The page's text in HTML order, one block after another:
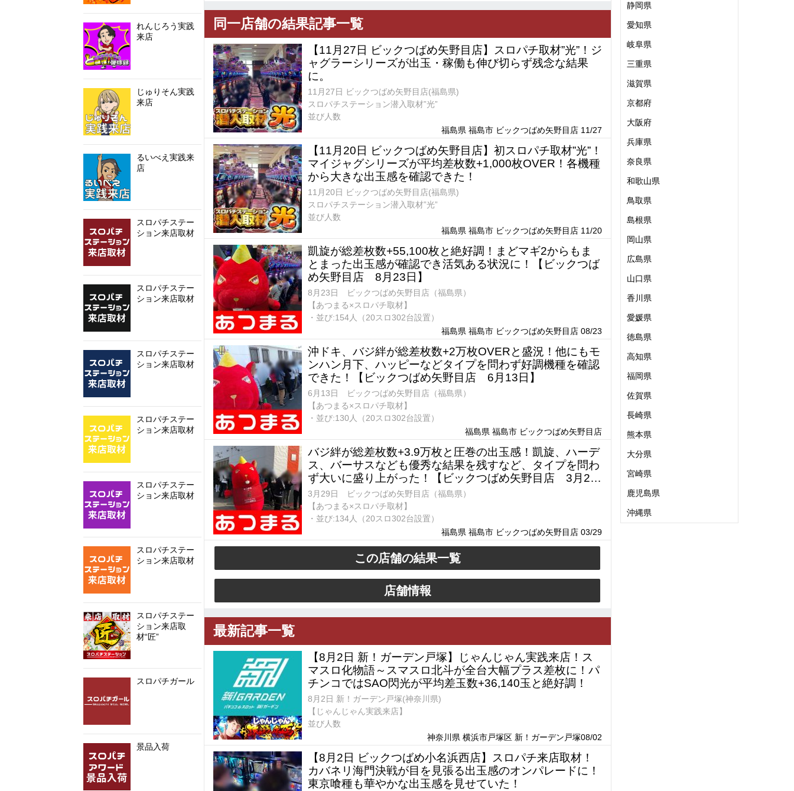
れんじろう実践
来店
じゅりそん実践
来店
るいべえ実践来
店
スロパチステー
ション来店取材
スロパチステー
ション来店取材
スロパチステー
ション来店取材
スロパチステー
ション来店取材
スロパチステー
ション来店取材
スロパチステー
ション来店取材
スロパチステー
ション来店取
材“匠”
スロパチガール
景品入荷
同一店舗の結果記事一覧
【11月27日 ビックつばめ矢野目店】スロパチ取材”光”！ジ
ャグラーシリーズが出玉・稼働も伸び切らず残念な結果
に。
11月27日 ビックつばめ矢野目店(福島県)
スロパチステーション潜入取材”光”
並び人数
福島県 福島市 ビックつばめ矢野目店 11/27
【11月20日 ビックつばめ矢野目店】初スロパチ取材”光”！
マイジャグシリーズが平均差枚数+1,000枚OVER！各機種
から大きな出玉感を確認できた！
11月20日 ビックつばめ矢野目店(福島県)
スロパチステーション潜入取材”光”
並び人数
福島県 福島市 ビックつばめ矢野目店 11/20
凱旋が総差枚数+55,100枚と絶好調！まどマギ2からもま
とまった出玉感が確認でき活気ある状況に！【ビックつば
め矢野目店 8月23日】
8月23日 ビックつばめ矢野目店（福島県）
【あつまる×スロパチ取材】
・並び:154人（20スロ302台設置）
福島県 福島市 ビックつばめ矢野目店 08/23
沖ドキ、バジ絆が総差枚数+2万枚OVERと盛況！他にもモ
ンハン月下、ハッピーなどタイプを問わず好調機種を確認
できた！【ビックつばめ矢野目店 6月13日】
6月13日 ビックつばめ矢野目店（福島県）
【あつまる×スロパチ取材】
・並び:130人（20スロ302台設置）
福島県 福島市 ビックつばめ矢野目店
バジ絆が総差枚数+3.9万枚と圧巻の出玉感！凱旋、ハーデ
ス、バーサスなども優秀な結果を残すなど、タイプを問わ
ず大いに盛り上がった！【ビックつばめ矢野目店 3月29
日】
3月29日 ビックつばめ矢野目店（福島県）
【あつまる×スロパチ取材】
・並び:134人（20スロ302台設置）
福島県 福島市 ビックつばめ矢野目店 03/29
この店舗の結果一覧
店舗情報
最新記事一覧
【8月2日 新！ガーデン戸塚】じゃんじゃん実践来店！ス
マスロ化物語～スマスロ北斗が全台大幅プラス差枚に！パ
チンコではSAO閃光が平均差玉数+36,140玉と絶好調！
8月2日 新！ガーデン戸塚(神奈川県)
【じゃんじゃん実践来店】
並び人数
神奈川県 横浜市戸塚区 新！ガーデン戸塚08/02
【8月2日 ビックつばめ小名浜西店】スロパチ来店取材！
カバネリ海門決戦が目を見張る出玉感のオンパレードに！
東京喰種も華やかな出玉感を見せていた！
静岡県
愛知県
岐阜県
三重県
滋賀県
京都府
大阪府
兵庫県
奈良県
和歌山県
鳥取県
島根県
岡山県
広島県
山口県
香川県
愛媛県
徳島県
高知県
福岡県
佐賀県
長崎県
熊本県
大分県
宮崎県
鹿児島県
沖縄県